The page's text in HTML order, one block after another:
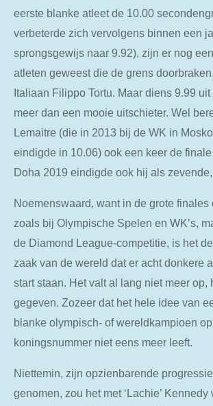
eerste blanke atleet de 10.00
verbeterde zich vervolgens binnen een
sprongsgewijs naar 9.92), zijn er nog
atleten geweest die de grens
Italiaan Filippo Tortu. Maar diens 9.99
meer dan een mooie uitschieter. Wel
Lemaitre (die in 2013 bij de WK in
eindigde in 10.06) ook een keer de
Doha 2019 eindigde ook hij als
Noemenswaard, want in de grote finales
zoals bij Olympische Spelen en WK’s,
de Diamond League-competitie, is het
zaak van de wereld dat er acht donkere
start staan. Het valt al lang niet meer op,
gegeven. Zozeer dat het hele idee van
blanke olympisch- of wereldkampioen
koningsnummer niet eens meer leeft.
Niettemin, zijn opzienbarende
genomen, zou het met ‘Lachie’